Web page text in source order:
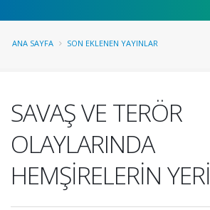
ANA SAYFA SON EKLENEN YAYINLAR
SAVAŞ VE TERÖR
OLAYLARINDA
HEMŞİRELERİN YERİ